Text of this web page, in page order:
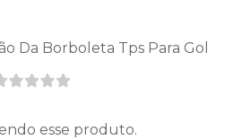
Da Borboleta Tps Para Gol
esse produto.